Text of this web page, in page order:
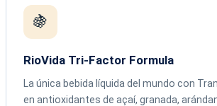
🍇
RioVida Tri-Factor Formula
La única bebida líquida del mundo con
en antioxidantes de açaí, granada,